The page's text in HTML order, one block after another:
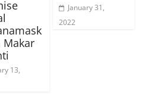
Makar
13,
January 31,
2022